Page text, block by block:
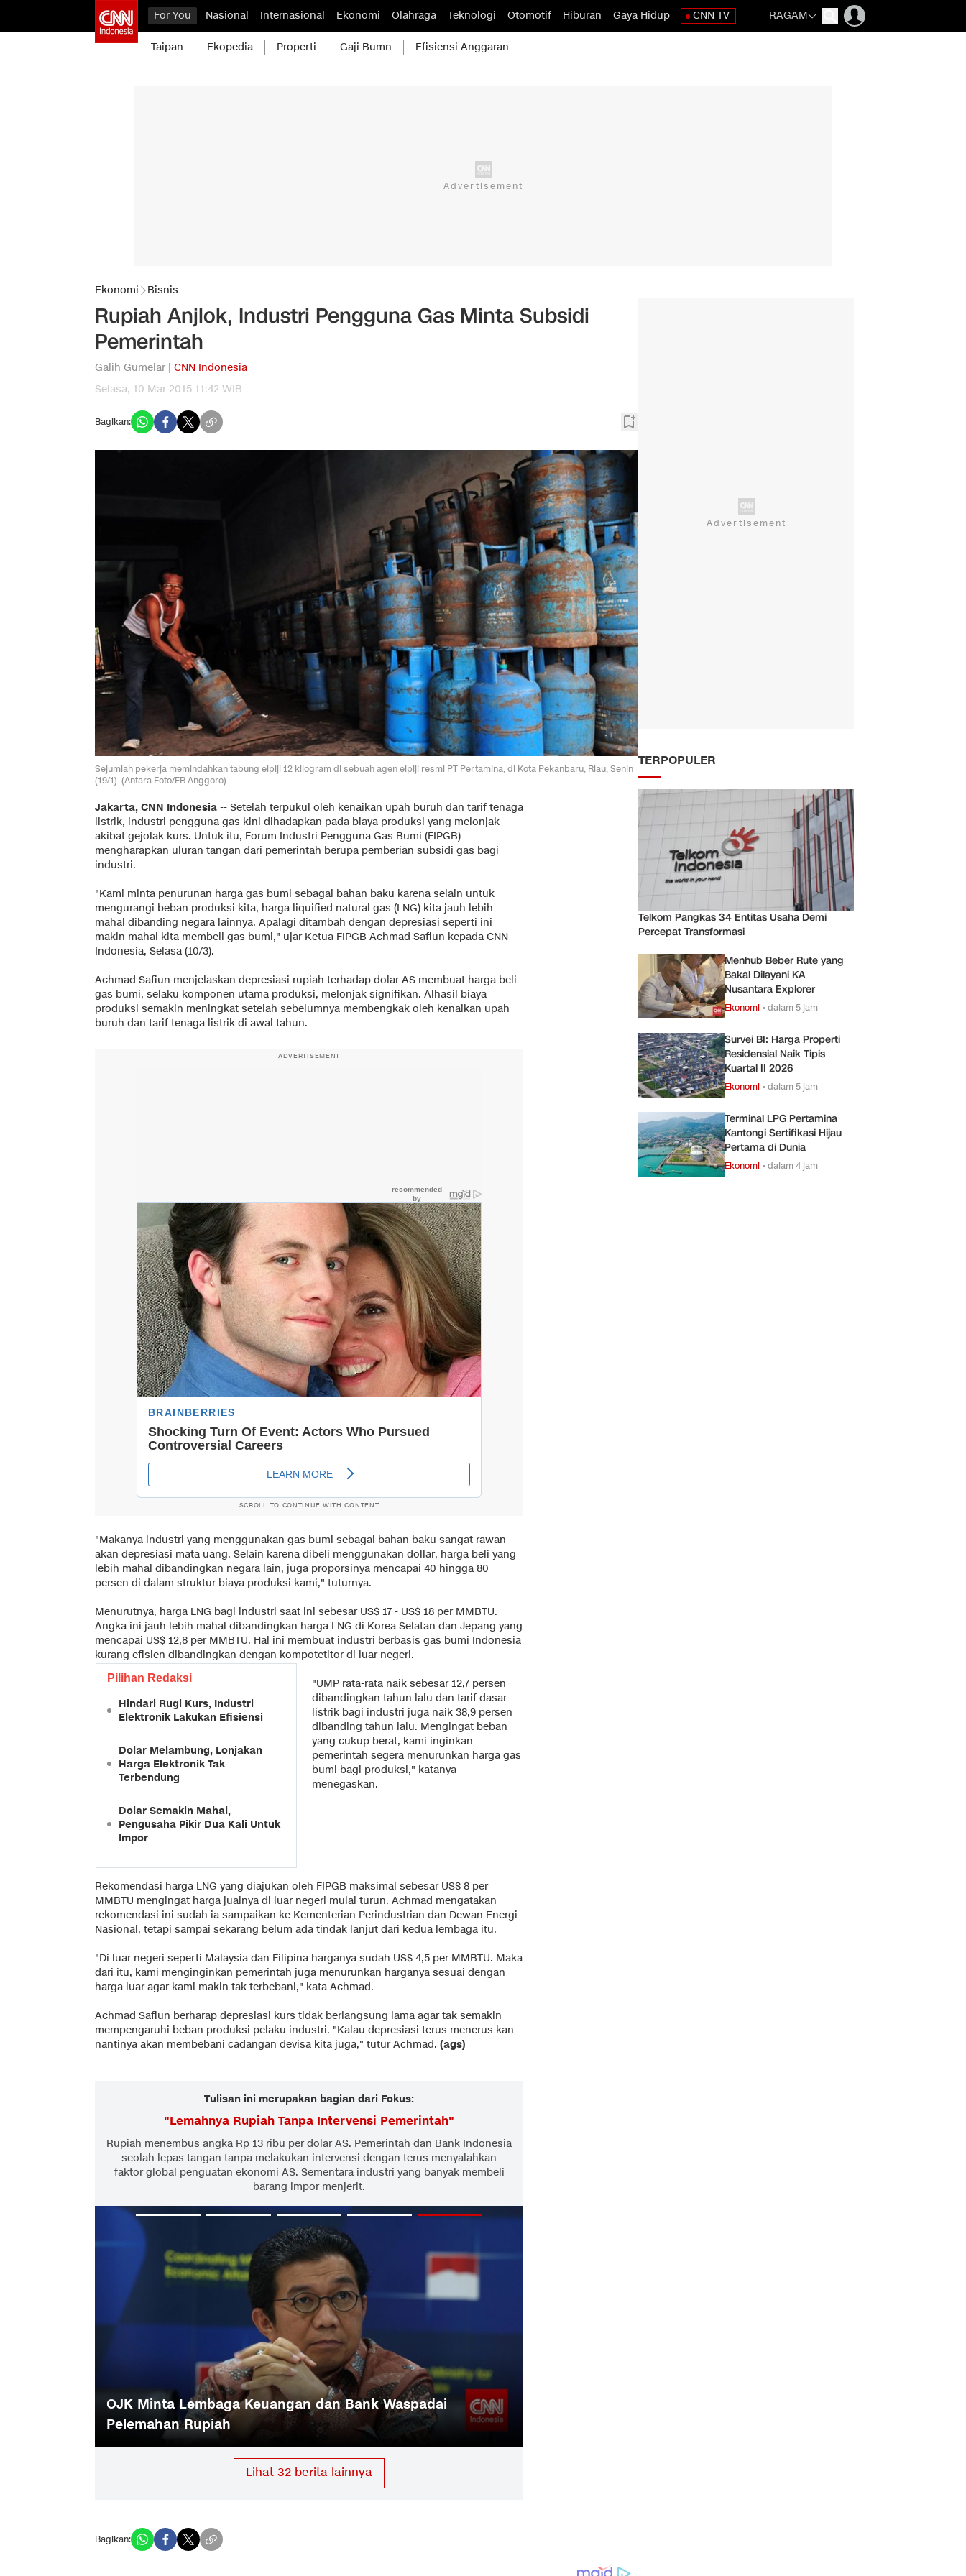
For You Nasional Internasional Ekonomi Olahraga Teknologi Otomotif Hiburan Gaya Hidup CNN TV RAGAM
Taipan Ekopedia Properti Gaji Bumn Efisiensi Anggaran
Ekonomi Bisnis
Rupiah Anjlok, Industri Pengguna Gas Minta Subsidi
Pemerintah
Galih Gumelar | CNN Indonesia
Selasa, 10 Mar 2015 11:42 WIB
Bagikan:
Sejumlah pekerja memindahkan tabung elpiji 12 kilogram di sebuah agen elpiji resmi PT Pertamina, di Kota Pekanbaru, Riau, Senin
(19/1). (Antara Foto/FB Anggoro)
Jakarta, CNN Indonesia -- Setelah terpukul oleh kenaikan upah buruh dan tarif tenaga
listrik, industri pengguna gas kini dihadapkan pada biaya produksi yang melonjak
akibat gejolak kurs. Untuk itu, Forum Industri Pengguna Gas Bumi (FIPGB)
mengharapkan uluran tangan dari pemerintah berupa pemberian subsidi gas bagi
industri.
"Kami minta penurunan harga gas bumi sebagai bahan baku karena selain untuk
mengurangi beban produksi kita, harga liquified natural gas (LNG) kita jauh lebih
mahal dibanding negara lainnya. Apalagi ditambah dengan depresiasi seperti ini
makin mahal kita membeli gas bumi," ujar Ketua FIPGB Achmad Safiun kepada CNN
Indonesia, Selasa (10/3).
Achmad Safiun menjelaskan depresiasi rupiah terhadap dolar AS membuat harga beli
gas bumi, selaku komponen utama produksi, melonjak signifikan. Alhasil biaya
produksi semakin meningkat setelah sebelumnya membengkak oleh kenaikan upah
buruh dan tarif tenaga listrik di awal tahun.
ADVERTISEMENT
SCROLL TO CONTINUE WITH CONTENT
"Makanya industri yang menggunakan gas bumi sebagai bahan baku sangat rawan
akan depresiasi mata uang. Selain karena dibeli menggunakan dollar, harga beli yang
lebih mahal dibandingkan negara lain, juga proporsinya mencapai 40 hingga 80
persen di dalam struktur biaya produksi kami," tuturnya.
Menurutnya, harga LNG bagi industri saat ini sebesar US$ 17 - US$ 18 per MMBTU.
Angka ini jauh lebih mahal dibandingkan harga LNG di Korea Selatan dan Jepang yang
mencapai US$ 12,8 per MMBTU. Hal ini membuat industri berbasis gas bumi Indonesia
kurang efisien dibandingkan dengan kompotetitor di luar negeri.
Pilihan Redaksi
Hindari Rugi Kurs, Industri
Elektronik Lakukan Efisiensi
Dolar Melambung, Lonjakan
Harga Elektronik Tak
Terbendung
Dolar Semakin Mahal,
Pengusaha Pikir Dua Kali Untuk
Impor
"UMP rata-rata naik sebesar 12,7 persen
dibandingkan tahun lalu dan tarif dasar
listrik bagi industri juga naik 38,9 persen
dibanding tahun lalu. Mengingat beban
yang cukup berat, kami inginkan
pemerintah segera menurunkan harga gas
bumi bagi produksi," katanya
menegaskan.
Rekomendasi harga LNG yang diajukan oleh FIPGB maksimal sebesar US$ 8 per
MMBTU mengingat harga jualnya di luar negeri mulai turun. Achmad mengatakan
rekomendasi ini sudah ia sampaikan ke Kementerian Perindustrian dan Dewan Energi
Nasional, tetapi sampai sekarang belum ada tindak lanjut dari kedua lembaga itu.
"Di luar negeri seperti Malaysia dan Filipina harganya sudah US$ 4,5 per MMBTU. Maka
dari itu, kami menginginkan pemerintah juga menurunkan harganya sesuai dengan
harga luar agar kami makin tak terbebani," kata Achmad.
Achmad Safiun berharap depresiasi kurs tidak berlangsung lama agar tak semakin
mempengaruhi beban produksi pelaku industri. "Kalau depresiasi terus menerus kan
nantinya akan membebani cadangan devisa kita juga," tutur Achmad. (ags)
Tulisan ini merupakan bagian dari Fokus:
"Lemahnya Rupiah Tanpa Intervensi Pemerintah"
Rupiah menembus angka Rp 13 ribu per dolar AS. Pemerintah dan Bank Indonesia
seolah lepas tangan tanpa melakukan intervensi dengan terus menyalahkan
faktor global penguatan ekonomi AS. Sementara industri yang banyak membeli
barang impor menjerit.
OJK Minta Lembaga Keuangan dan Bank Waspadai
Pelemahan Rupiah
Lihat 32 berita lainnya
Bagikan:
TERPOPULER
Telkom Pangkas 34 Entitas Usaha Demi
Percepat Transformasi
Menhub Beber Rute yang
Bakal Dilayani KA
Nusantara Explorer
Ekonomi •dalam 5 jam
Survei BI: Harga Properti
Residensial Naik Tipis
Kuartal II 2026
Ekonomi •dalam 5 jam
Terminal LPG Pertamina
Kantongi Sertifikasi Hijau
Pertama di Dunia
Ekonomi •dalam 4 jam